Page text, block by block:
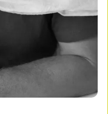
votre profil